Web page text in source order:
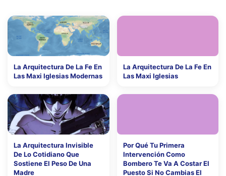
La Arquitectura De La Fe En
Las Maxi Iglesias Modernas
La Arquitectura De La Fe En
Las Maxi Iglesias
La Arquitectura Invisible
De Lo Cotidiano Que
Sostiene El Peso De Una
Madre
Por Qué Tu Primera
Intervención Como
Bombero Te Va A Costar El
Puesto Si No Cambias El